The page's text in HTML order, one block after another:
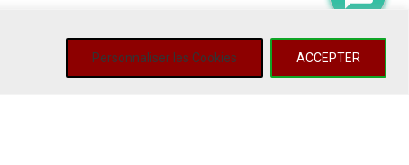
Personnaliser les Cookies ACCEPTER